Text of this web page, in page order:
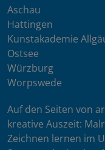
Aschau
Hattingen
Kunstakademie
Ostsee
Würzburg
Worpswede
Auf den Seiten von
kreative Auszeit:
Zeichnen lernen im